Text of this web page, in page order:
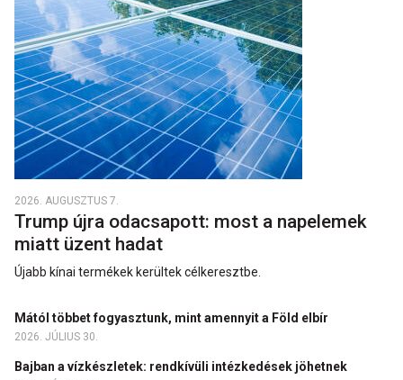
2026. AUGUSZTUS 7.
Trump újra odacsapott: most a napelemek
miatt üzent hadat
Újabb kínai termékek kerültek célkeresztbe.
Mától többet fogyasztunk, mint amennyit a Föld elbír
2026. JÚLIUS 30.
Bajban a vízkészletek: rendkívüli intézkedések jöhetnek